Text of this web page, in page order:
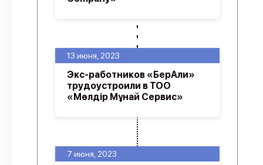
7 июня, 2023
13 июня, 2023
Экс-работников «БерАли»
трудоустроили в ТОО
«Мөлдір Мұнай Сервис»